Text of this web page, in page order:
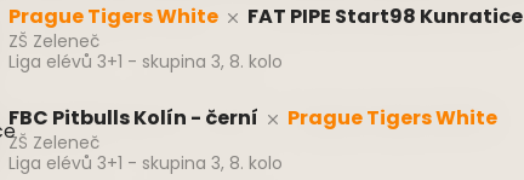
Prague Tigers White FAT PIPE Start98 Kunratice
ZŠ Zeleneč
Liga elévů 3+1 - skupina 3, 8. kolo
FBC Pitbulls Kolín - černí Prague Tigers White
ZŠ Zeleneč
Liga elévů 3+1 - skupina 3, 8. kolo